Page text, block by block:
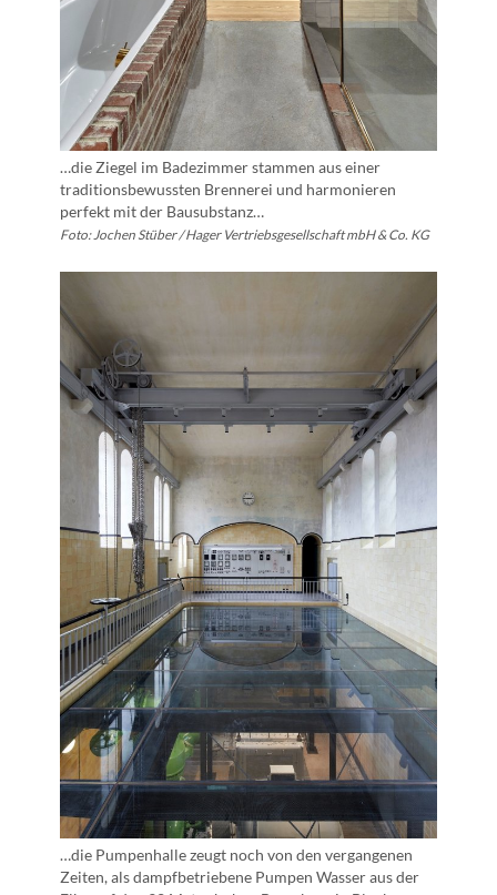
…die Ziegel im Badezimmer stammen aus einer
traditionsbewussten Brennerei und harmonieren
perfekt mit der Bausubstanz…
Foto: Jochen Stüber / Hager Vertriebsgesellschaft mbH & Co. KG
…die Pumpenhalle zeugt noch von den vergangenen
Zeiten, als dampfbetriebene Pumpen Wasser aus der